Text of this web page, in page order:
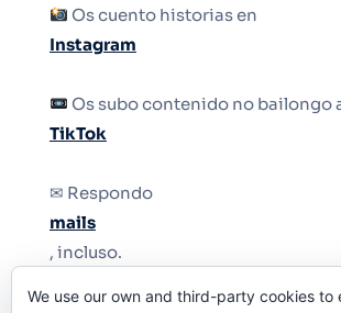
Os cuento historias en
Instagram
Os subo contenido no bailongo
TikTok
✉ Respondo
mails
, incluso.
Y si una persona no puede tener
We use our own and third-party cookies to